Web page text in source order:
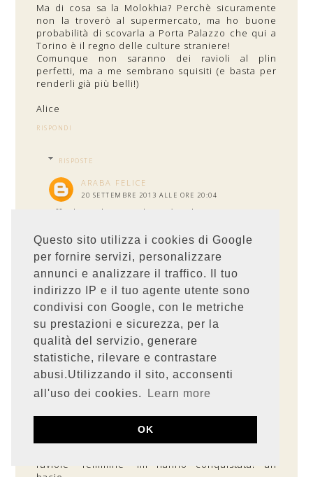
Questo sito utilizza i cookies di Google
per fornire servizi, personalizzare
annunci e analizzare il traffico. Il tuo
indirizzo IP e il tuo agente utente sono
condivisi con Google, con le metriche
su prestazioni e sicurezza, per la
qualità del servizio, generare
statistiche, rilevare e contrastare
abusi.Utilizzando il sito, acconsenti
all'uso dei cookies.
Learn more
OK
Ma di cosa sa la Molokhia? Perchè sicuramente
non la troverò al supermercato, ma ho buone
probabilità di scovarla a Porta Palazzo che qui a
Torino è il regno delle culture straniere!
Comunque non saranno dei ravioli al plin
perfetti, ma a me sembrano squisiti (e basta per
renderli già più belli!)
Alice
RISPONDI
RISPOSTE
ARABA FELICE
20 SETTEMBRE 2013 ALLE ORE 20:04
Difficile descriverla, è buonissima e
RISPONDI
UNKNOWN
19 SETTEMBRE 2013 ALLE ORE 14:38
A me sembrano bellissimi!!!! E sicuramente
saranno squisiti:)!!! Un bacione Stefania e buona
serata!
RISPONDI
19 SETTEMBRE 2013 ALLE ORE 15:13
raviole "femmine" mi hanno conquistata! un